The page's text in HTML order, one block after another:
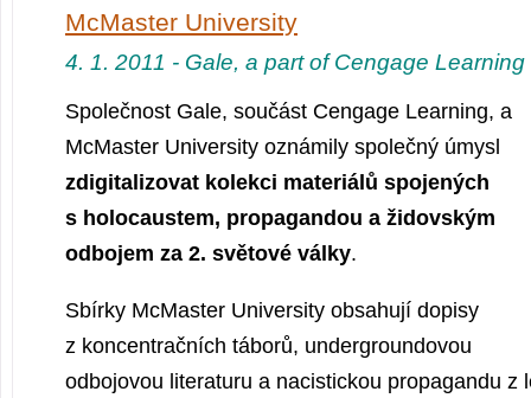
McMaster University
4. 1. 2011 - Gale, a part of Cengage Learning
Společnost Gale, součást Cengage Learning, a
McMaster University oznámily společný úmysl
zdigitalizovat kolekci materiálů spojených
s holocaustem, propagandou a židovským
odbojem za 2. světové války.
Sbírky McMaster University obsahují dopisy
z koncentračních táborů, undergroundovou
odbojovou literaturu a nacistickou propagandu z